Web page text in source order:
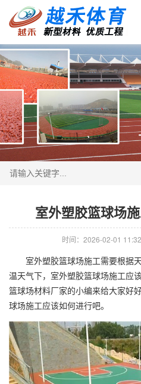
室外塑胶篮球场
时间：2026-02-01
室外塑胶篮球场施工需要根据
温天气下，室外塑胶篮球场施工应
篮球场材料厂家的小编来给大家好
球场施工应该如何进行吧。